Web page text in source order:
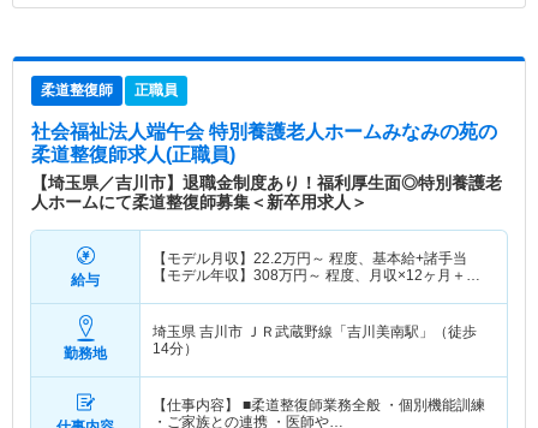
柔道整復師 正職員
社会福祉法人端午会 特別養護老人ホームみなみの苑の
柔道整復師求人(正職員)
【埼玉県／吉川市】退職金制度あり！福利厚生面◎特別養護老
人ホームにて柔道整復師募集＜新卒用求人＞
給与
【モデル月収】 22.2万円～ 程度、基本給+諸手当
【モデル年収】 308万円～ 程度、月収×12ヶ月＋賞
勤務地
埼玉県 吉川市 ＪＲ武蔵野線「吉川美南駅」（徒歩
14分）
【仕事内容】 ■柔道整復師業務全般 ・個別機能訓練
・ご家族との連携 ・医師や…